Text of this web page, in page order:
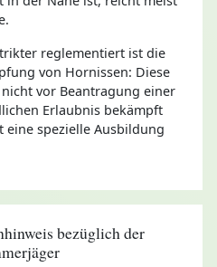
reglementiert ist die
von Hornissen: Diese
vor Beantragung einer
Erlaubnis bekämpft
spezielle Ausbildung
bezüglich der